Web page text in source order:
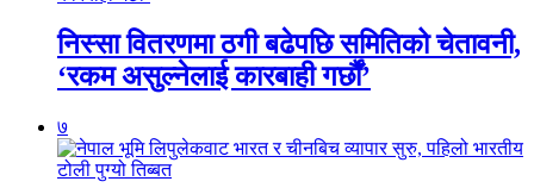
निस्सा वितरणमा ठगी बढेपछि समितिको चेतावनी,
‘रकम असुल्नेलाई कारबाही गर्छाैं’
७